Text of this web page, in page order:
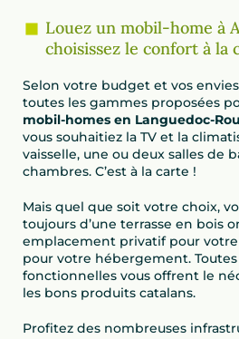
Louez un mobil-home à
choisissez le confort à la
Selon votre budget et vos
toutes les gammes proposées
mobil-homes en Languedoc-
vous souhaitiez la TV et la
vaisselle, une ou deux salles de
chambres. C’est à la carte !
Mais quel que soit votre choix,
toujours d’une terrasse en bois
emplacement privatif pour
pour votre hébergement.
fonctionnelles vous offrent le
les bons produits catalans.
Profitez des nombreuses